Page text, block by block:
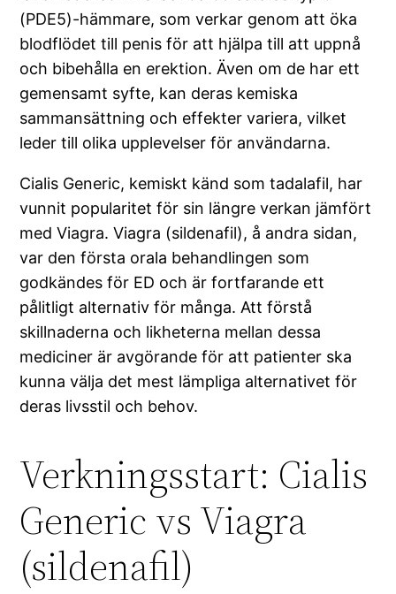
(PDE5)-hämmare, som verkar genom att öka
blodflödet till penis för att hjälpa till att uppnå
och bibehålla en erektion. Även om de har ett
gemensamt syfte, kan deras kemiska
sammansättning och effekter variera, vilket
leder till olika upplevelser för användarna.
Cialis Generic, kemiskt känd som tadalafil, har
vunnit popularitet för sin längre verkan jämfört
med Viagra. Viagra (sildenafil), å andra sidan,
var den första orala behandlingen som
godkändes för ED och är fortfarande ett
pålitligt alternativ för många. Att förstå
skillnaderna och likheterna mellan dessa
mediciner är avgörande för att patienter ska
kunna välja det mest lämpliga alternativet för
deras livsstil och behov.
Verkningsstart: Cialis
Generic vs Viagra
(sildenafil)